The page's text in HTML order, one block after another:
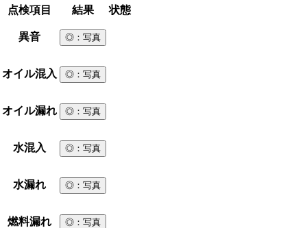
点検項目
結果 状態
異音 ◎ ：写真
オイル混入 ◎ ：写真
オイル漏れ ◎ ：写真
水混入 ◎ ：写真
水漏れ ◎ ：写真
燃料漏れ ◎ ：写真